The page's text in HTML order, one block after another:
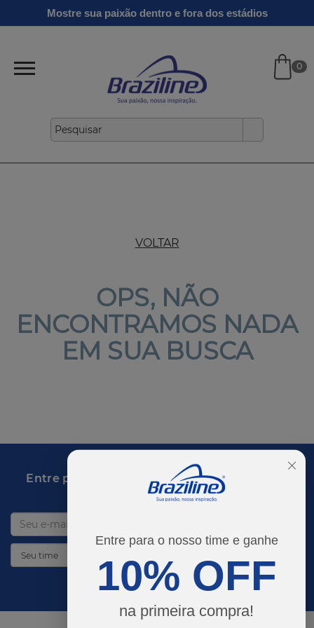
Entre para o nosso time e ganhe
10% OFF
na primeira compra!
Mostre sua paixão dentro e fora dos estádios
Clássicos
Linha
Gold
Ginga
Verão
0
VOLTAR
OPS, NÃO
ENCONTRAMOS NADA
EM SUA BUSCA
Entre para o time e desbloqueie promoções
imperdíveis!
DESBLOQUEAR PROMOÇÕES